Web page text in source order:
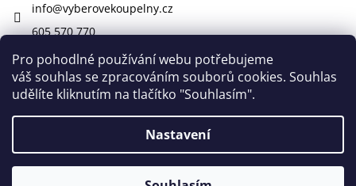
Pro pohodlné používání webu potřebujeme
váš souhlas se zpracováním souborů cookies. Souhlas
udělíte kliknutím na tlačítko "Souhlasím".
Nastavení
V pátek 7. 8. máme firemní dovolenou. V případě potřeby nám
napište na info@vyberovekoupelny.cz. Všechny požadavky
info@vyberovekoupelny.cz
605 570 770
https://www.facebook.com/vyberovekoupelny/
Copyright 2026Výběrové Koupelny. Všechna práva